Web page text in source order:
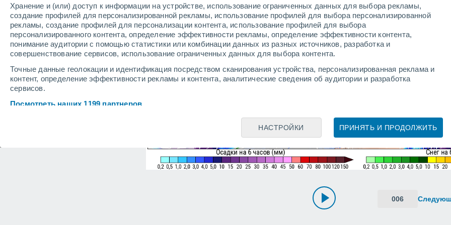
Хранение и (или) доступ к информации на устройстве, использование ограниченных данных для выбора рекламы,
создание профилей для персонализированной рекламы, использование профилей для выбора персонализированной
рекламы, создание профилей для персонализации контента, использование профилей для выбора
персонализированного контента, определение эффективности рекламы, определение эффективности контента,
понимание аудитории с помощью статистики или комбинации данных из разных источников, разработка и
совершенствование сервисов, использование ограниченных данных для выбора контента.
Точные данные геолокации и идентификация посредством сканирования устройства, персонализированная реклама и
контент, определение эффективности рекламы и контента, аналитические сведения об аудитории и разработка
сервисов.
Посмотреть наших 1199 партнеров
ПРИНЯТЬ И ПРОДОЛЖИТЬ
НАСТРОЙКИ
006